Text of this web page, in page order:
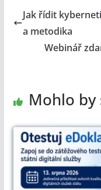
Jak řídit
a metodika
Webinář
Mohlo